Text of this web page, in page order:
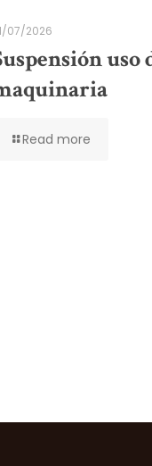
07/2026
uso
Read more